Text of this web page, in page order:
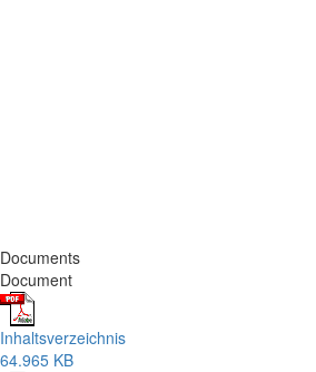
Documents
Document
Inhaltsverzeichnis
64.965 KB